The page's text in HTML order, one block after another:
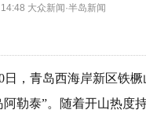
大众新闻·半岛新闻
日，青岛西海岸新区铁
阿勒泰”。随着开山热度